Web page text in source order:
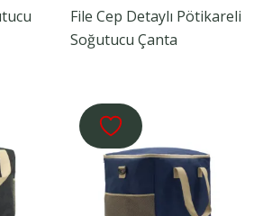
File Cep Detaylı Pötikareli
Soğutucu Çanta